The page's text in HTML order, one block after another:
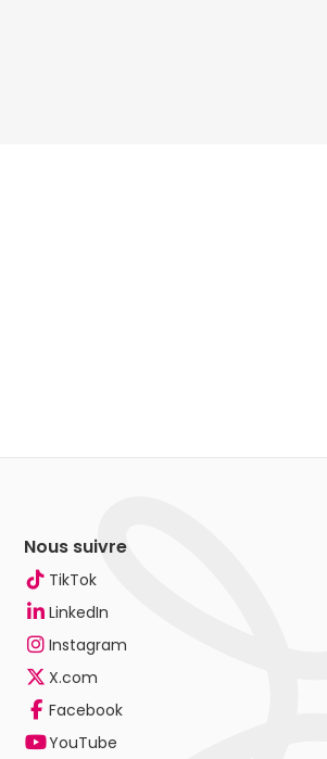
Nous suivre
TikTok
LinkedIn
Instagram
X.com
Facebook
YouTube